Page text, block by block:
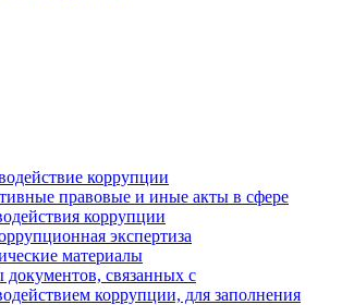
коррупции
правовые и иные акты в сфере
коррупции
экспертиза
материалы
связанных с
коррупции, для заполнения